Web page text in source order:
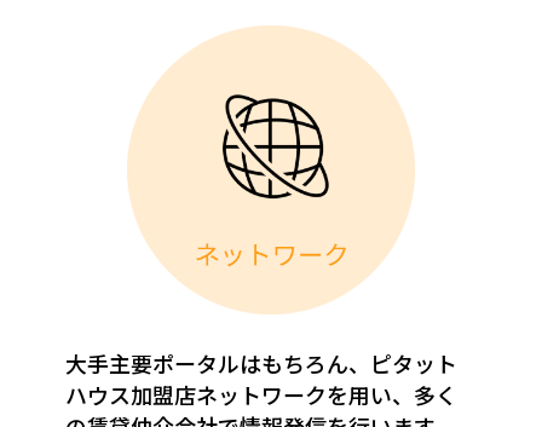
大手主要ポータルはもちろん、ピタット
ハウス加盟店ネットワークを用い、多く